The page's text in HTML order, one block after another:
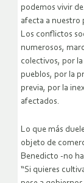
podemos vivir
afecta a nuestro
Los conflictos
numerosos,
colectivos, por
pueblos, por la
previa, por la
afectados.
Lo que más
objeto de
Benedicto -no
“Si quieres